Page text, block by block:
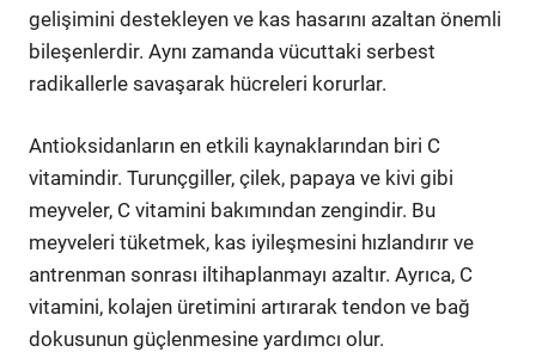
gelişimini destekleyen ve kas hasarını azaltan önemli
bileşenlerdir. Aynı zamanda vücuttaki serbest
radikallerle savaşarak hücreleri korurlar.
Antioksidanların en etkili kaynaklarından biri C
vitamindir. Turunçgiller, çilek, papaya ve kivi gibi
meyveler, C vitamini bakımından zengindir. Bu
meyveleri tüketmek, kas iyileşmesini hızlandırır ve
antrenman sonrası iltihaplanmayı azaltır. Ayrıca, C
vitamini, kolajen üretimini artırarak tendon ve bağ
dokusunun güçlenmesine yardımcı olur.